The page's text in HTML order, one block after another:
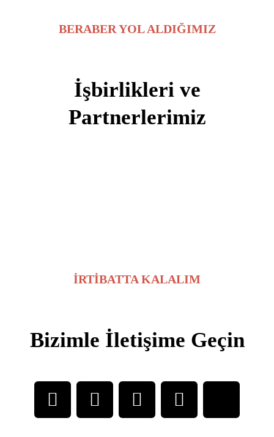
BERABER YOL ALDIĞIMIZ
İşbirlikleri ve
Partnerlerimiz
İRTİBATTA KALALIM
Bizimle İletişime Geçin